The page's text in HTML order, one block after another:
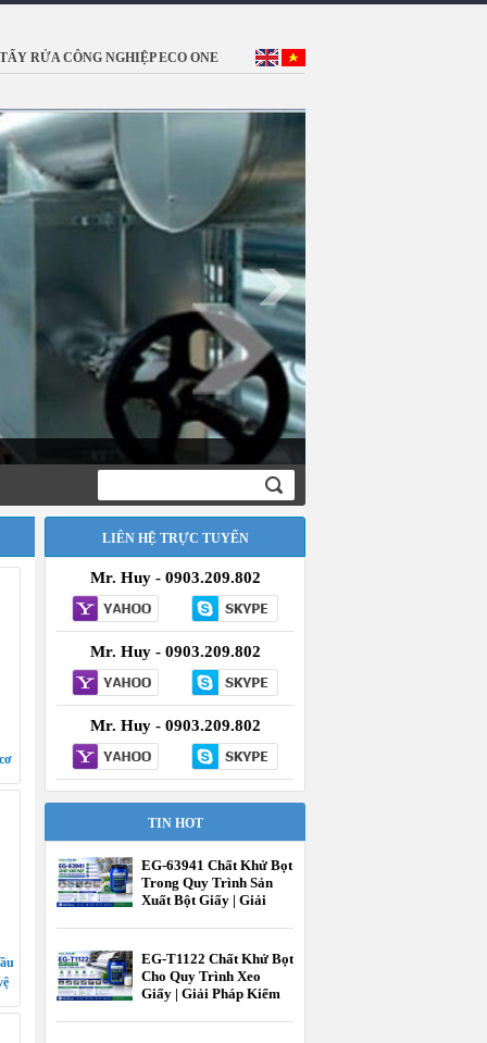
RỬA CÔNG NGHIỆP ECO ONE
LIÊN HỆ TRỰC TUYẾN
Mr. Huy - 0903.209.802
Mr. Huy - 0903.209.802
Mr. Huy - 0903.209.802
TIN HOT
EG-63941 Chất Khử Bọt
Trong Quy Trình Sản
Xuất Bột Giấy | Giải
EG-T1122 Chất Khử Bọt
Cho Quy Trình Xeo
Giấy | Giải Pháp Kiểm